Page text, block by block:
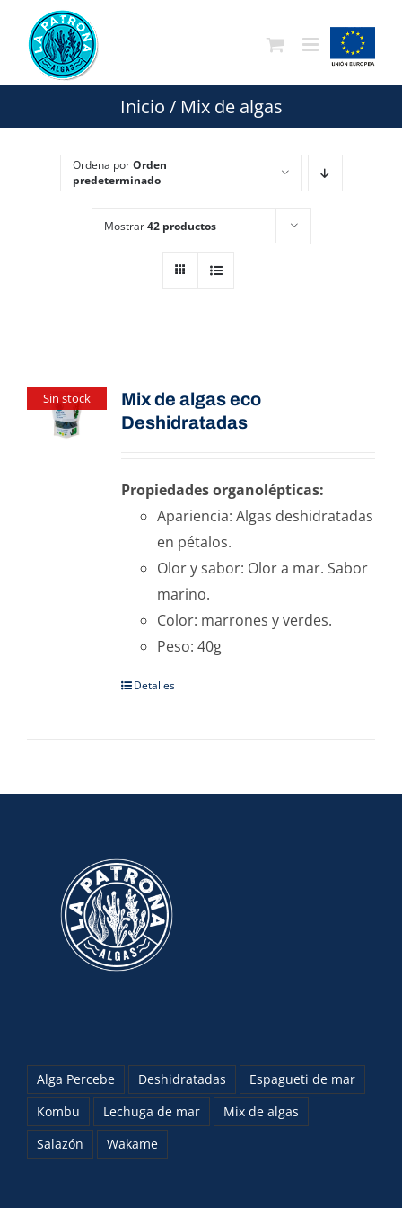
contenido
Inicio / Mix de algas
Ordena porOrden
predeterminado
Mostrar42 productos
Sin stock
Mix de algas eco
Deshidratadas
Propiedades organolépticas:
Apariencia: Algas deshidratadas
en pétalos.
Olor y sabor: Olor a mar. Sabor
marino.
Color: marrones y verdes.
Peso: 40g
Detalles
Alga Percebe Deshidratadas
Espagueti de mar
Kombu
Lechuga de mar
Mix de algas
Salazón
Wakame